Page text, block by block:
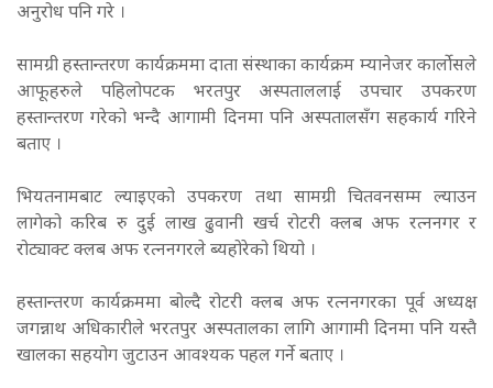
अनुरोध पनि गरे ।
सामग्री हस्तान्तरण कार्यक्रममा दाता संस्थाका कार्यक्रम म्यानेजर कार्लोसले
आफूहरुले पहिलोपटक भरतपुर अस्पताललाई उपचार उपकरण
हस्तान्तरण गरेको भन्दै आगामी दिनमा पनि अस्पतालसँग सहकार्य गरिने
बताए ।
भियतनामबाट ल्याइएको उपकरण तथा सामग्री चितवनसम्म ल्याउन
लागेको करिब रु दुई लाख ढुवानी खर्च रोटरी क्लब अफ रत्ननगर र
रोट्याक्ट क्लब अफ रत्ननगरले ब्यहोरेको थियो ।
हस्तान्तरण कार्यक्रममा बोल्दै रोटरी क्लब अफ रत्ननगरका पूर्व अध्यक्ष
जगन्नाथ अधिकारीले भरतपुर अस्पतालका लागि आगामी दिनमा पनि यस्तै
खालका सहयोग जुटाउन आवश्यक पहल गर्ने बताए ।